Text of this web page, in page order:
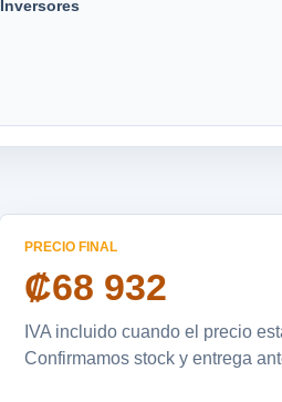
Inversores
PRECIO FINAL
₡68 932
IVA incluido cuando el precio
Confirmamos stock y entrega